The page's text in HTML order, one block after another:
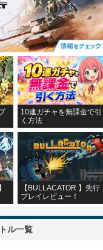
10連ガチャを無課金で引
く方法
【BULLACATOR 】先行
プレイレビュー！
ル一覧